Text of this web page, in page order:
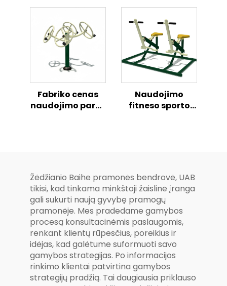
slystykla
slydimas
Fabriko cenas
naudojimo parko
Naudojimo
fitneso sporto
Žėdžianio Baihe pramonės bendrovė, UAB
tikisi, kad tinkama minkštoji žaislinė įranga
gali sukurti naują gyvybę pramogų
pramonėje. Mes pradedame gamybos
procesą konsultacinėmis paslaugomis,
renkant klientų rūpesčius, poreikius ir
idėjas, kad galėtume suformuoti savo
gamybos strategijas. Po informacijos
rinkimo klientai patvirtina gamybos
strategijų pradžią. Tai daugiausia priklauso